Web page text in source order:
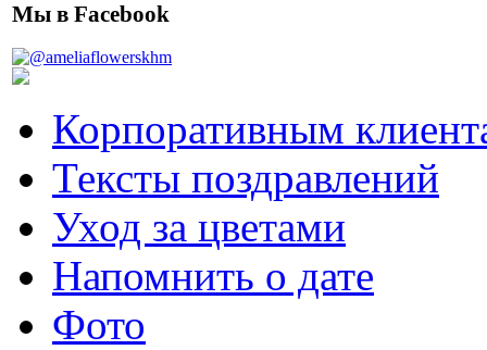
Мы в Facebook
Корпоративным
Тексты поздравлений
Уход за цветами
Напомнить о дате
Фото